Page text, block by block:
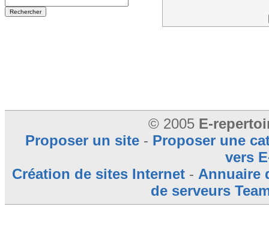
© 2005 E-
Proposer un site - Proposer une
vers
Création de sites Internet - Annuaire
de serveurs